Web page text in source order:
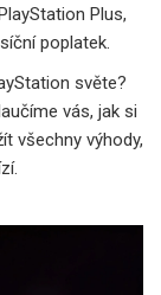
Plus,
poplatek.
světe?
vás, jak si
všechny výhody,